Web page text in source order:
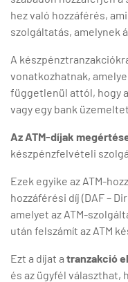
hez való hozzáférés,
szolgáltatás, amelynek
A
vonatkozhatnak,
függetlenül attól, hogy
vagy egy bank
Az ATM-díjak
készpénzfelvételi
Ezek egyike az ATM-
hozzáférési díj (DAF –
amelyet az ATM-
után felszámít az ATM
Ezt a díjat a tranzakció
és az ügyfél választhat,